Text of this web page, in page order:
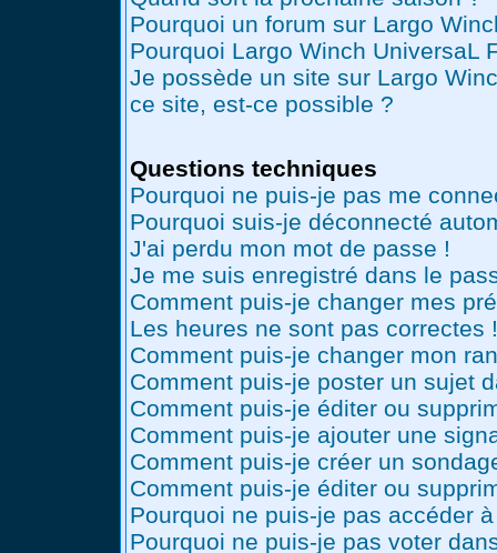
Pourquoi un forum sur Largo
Pourquoi Largo Winch UniversaL
Je possède un site sur Largo
ce site, est-ce possible ?
Questions techniques
Pourquoi ne puis-je pas me
Pourquoi suis-je déconnecté
J'ai perdu mon mot de passe !
Je me suis enregistré dans le
Comment puis-je changer mes
Les heures ne sont pas correctes !
Comment puis-je changer mon
Comment puis-je poster un sujet
Comment puis-je éditer ou
Comment puis-je ajouter une
Comment puis-je créer un
Comment puis-je éditer ou
Pourquoi ne puis-je pas accéder
Pourquoi ne puis-je pas voter